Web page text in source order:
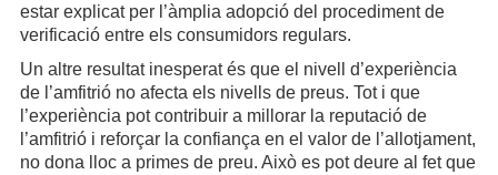
estar explicat per l’àmplia adopció del procediment de
verificació entre els consumidors regulars.
Un altre resultat inesperat és que el nivell d’experiència
de l’amfitrió no afecta els nivells de preus. Tot i que
l’experiència pot contribuir a millorar la reputació de
l’amfitrió i reforçar la confiança en el valor de l’allotjament,
no dona lloc a primes de preu. Això es pot deure al fet que